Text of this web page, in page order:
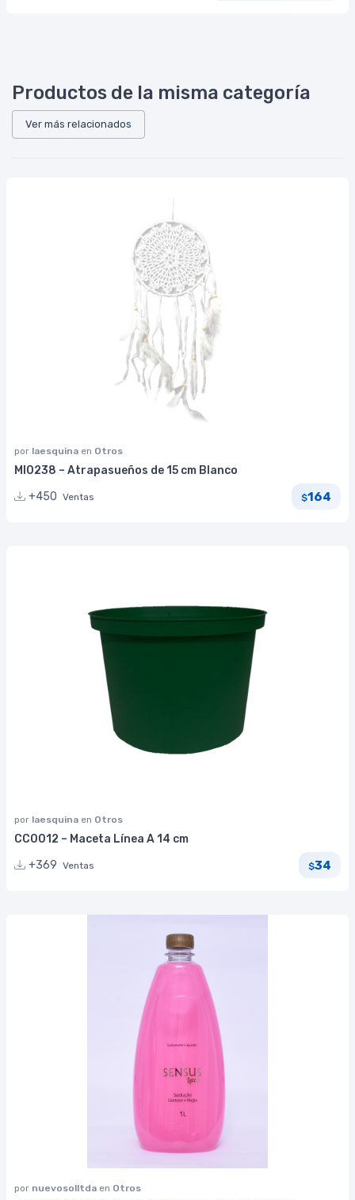
Productos de la misma categoría
Ver más relacionados
por laesquina en Otros
MI0238 – Atrapasueños de 15 cm Blanco
+450 Ventas $164
por laesquina en Otros
CC0012 – Maceta Línea A 14 cm
+369 Ventas $34
por nuevosolltda en Otros